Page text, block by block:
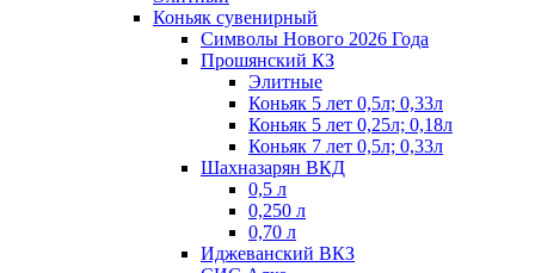
Коньяк сувенирный
Символы Нового 2026 Года
Прошянский КЗ
Элитные
Коньяк 5 лет 0,5л; 0,33л
Коньяк 5 лет 0,25л; 0,18л
Коньяк 7 лет 0,5л; 0,33л
Шахназарян ВКД
0,5 л
0,250 л
0,70 л
Иджеванский ВКЗ